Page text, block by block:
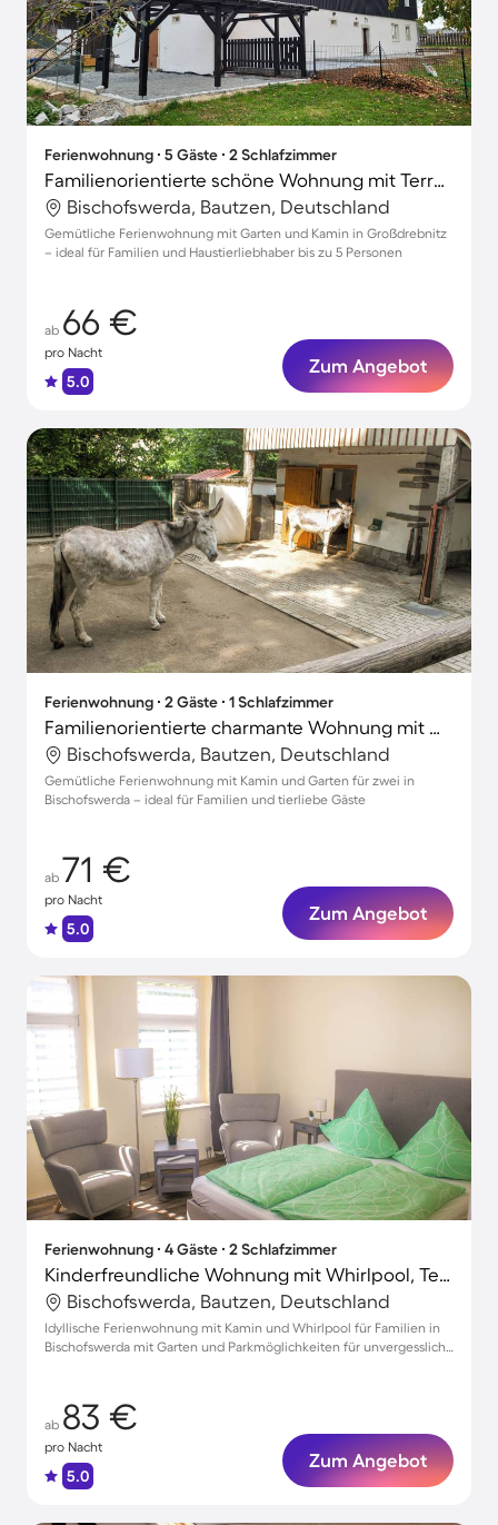
Ferienwohnung ∙ 5 Gäste ∙ 2 Schlafzimmer
Familienorientierte schöne Wohnung mit Terrasse, Grill und Garten | Haustiere sind willkommen
Bischofswerda, Bautzen, Deutschland
Gemütliche Ferienwohnung mit Garten und Kamin in Großdrebnitz
– ideal für Familien und Haustierliebhaber bis zu 5 Personen
ab 66 €
pro Nacht
5.0
Zum Angebot
Ferienwohnung ∙ 2 Gäste ∙ 1 Schlafzimmer
Familienorientierte charmante Wohnung mit Garten und Terrasse | Perfekt für die Arbeit von Zuhause | Haustiere erlaubt
Bischofswerda, Bautzen, Deutschland
Gemütliche Ferienwohnung mit Kamin und Garten für zwei in
Bischofswerda – ideal für Familien und tierliebe Gäste
ab 71 €
pro Nacht
5.0
Zum Angebot
Ferienwohnung ∙ 4 Gäste ∙ 2 Schlafzimmer
Kinderfreundliche Wohnung mit Whirlpool, Terrasse und Grill | Ideal für Homeoffice
Bischofswerda, Bautzen, Deutschland
Idyllische Ferienwohnung mit Kamin und Whirlpool für Familien in
Bischofswerda mit Garten und Parkmöglichkeiten für unvergessliche
ab 83 €
pro Nacht
5.0
Zum Angebot